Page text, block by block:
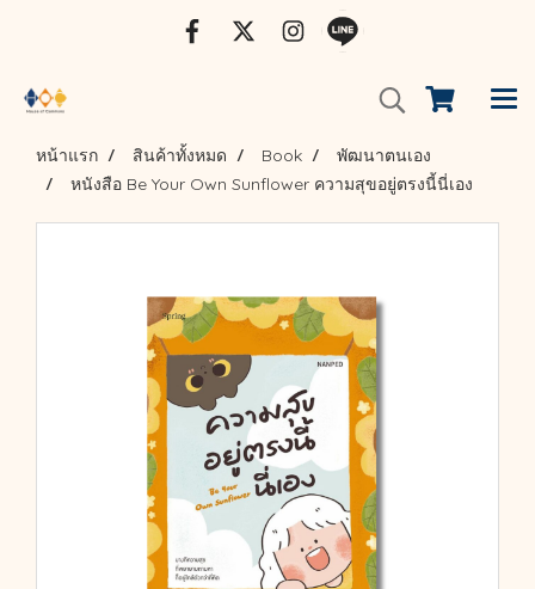
หน้าแรก สินค้าทั้งหมด Book
พัฒนาตนเอง
หนังสือ Be Your Own Sunflower ความสุขอยู่ตรงนี้นี่เอง